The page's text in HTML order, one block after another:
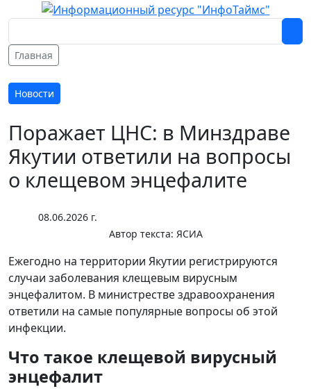
Главная
Новости
Поражает ЦНС: в Минздраве
Якутии ответили на вопросы
о клещевом энцефалите
08.06.2026 г.
Автор текста: ЯСИА
Ежегодно на территории Якутии регистрируются
случаи заболевания клещевым вирусным
энцефалитом. В министрестве здравоохранения
ответили на самые популярные вопросы об этой
инфекции.
Что такое клещевой вирусный
энцефалит